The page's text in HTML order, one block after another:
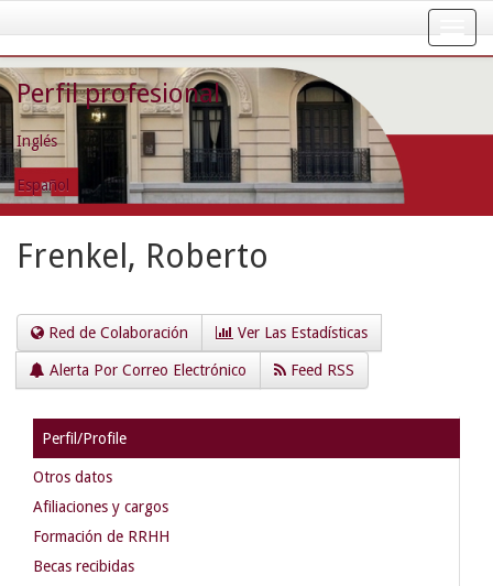
navigation
Perfil profesional
Inglés
Español
Frenkel, Roberto
Red de Colaboración Ver Las Estadísticas
Alerta Por Correo Electrónico Feed RSS
Perfil/Profile
Otros datos
Afiliaciones y cargos
Formación de RRHH
Becas recibidas